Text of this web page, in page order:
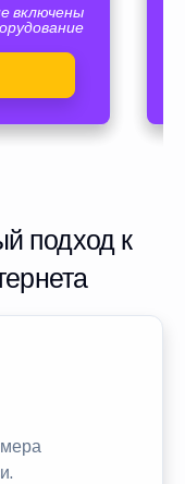
включены
подход к